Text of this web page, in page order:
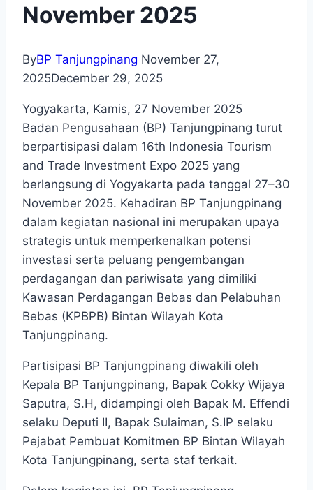
November 2025
ByBP Tanjungpinang November 27,
2025December 29, 2025
Yogyakarta, Kamis, 27 November 2025
Badan Pengusahaan (BP) Tanjungpinang turut
berpartisipasi dalam 16th Indonesia Tourism
and Trade Investment Expo 2025 yang
berlangsung di Yogyakarta pada tanggal 27–30
November 2025. Kehadiran BP Tanjungpinang
dalam kegiatan nasional ini merupakan upaya
strategis untuk memperkenalkan potensi
investasi serta peluang pengembangan
perdagangan dan pariwisata yang dimiliki
Kawasan Perdagangan Bebas dan Pelabuhan
Bebas (KPBPB) Bintan Wilayah Kota
Tanjungpinang.
Partisipasi BP Tanjungpinang diwakili oleh
Kepala BP Tanjungpinang, Bapak Cokky Wijaya
Saputra, S.H, didampingi oleh Bapak M. Effendi
selaku Deputi II, Bapak Sulaiman, S.IP selaku
Pejabat Pembuat Komitmen BP Bintan Wilayah
Kota Tanjungpinang, serta staf terkait.